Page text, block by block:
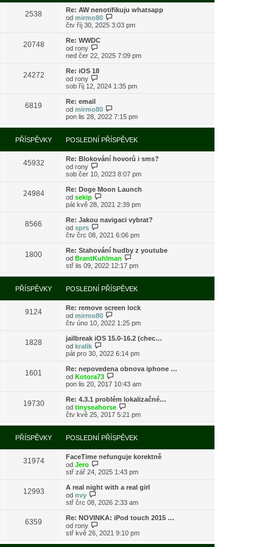
s
l
e
d
ř
í
ě
v
k
i
t
p
o
d
ř
í
p
ě
v
e
2538
Re: AW nenotifikuju whatsapp
od mirmo80
o
z
i
o
s
n
í
ř
s
p
ě
v
k
čtv říj 30, 2025 3:03 pm
20748
Re: WWDC
od rony
o
r
z
i
p
o
s
l
e
d
í
ř
s
p
ě
v
k
ned čer 22, 2025 7:09 pm
24272
Re: iOS 18
od rony
o
a
z
i
t
p
o
s
l
d
í
p
ř
í
p
ě
v
e
k
sob říj 12, 2024 1:35 pm
6819
Re: email
od mirmo80
o
r
a
z
i
t
o
l
d
í
p
ř
í
s
p
ě
v
e
pon lis 28, 2022 7:15 pm
PŘÍSPĚVKY POSLEDNÍ PŘÍSPĚVEK
45932
Re: Blokování hovorů i sms?
od rony
o
r
a
z
p
o
s
e
d
n
í
ř
p
ě
v
k
sob čer 10, 2023 8:07 pm
24984
Re: Doge Moon Launch
od sekip
o
r
z
i
t
p
o
s
l
d
í
p
ř
í
s
p
ě
v
k
pát kvě 28, 2021 2:39 pm
8566
Re: Jakou navigaci vybrat?
od sprs
o
r
a
z
i
t
p
o
s
l
e
d
í
p
ř
í
p
ě
v
k
čtv črc 08, 2021 6:06 pm
1800
Re: Stahování hudby z youtube
od BrantKuhlman
o
r
a
z
i
t
o
l
d
í
ř
í
p
v
e
stř lis 09, 2022 12:17 pm
PŘÍSPĚVKY POSLEDNÍ PŘÍSPĚVEK
9124
Re: remove screen lock
od mirmo80
o
r
z
i
p
o
s
l
e
d
n
í
ř
p
ě
v
k
čtv úno 10, 2022 1:25 pm
1828
jailbreak iOS 15.0-16.2 (chec…
od kralik
o
r
a
z
i
p
o
s
l
d
í
ř
í
p
ě
v
k
pát pro 30, 2022 6:14 pm
1601
Re: nepovedena obnova iphone …
od Kotora73
o
r
a
z
t
p
o
s
l
d
í
ř
í
s
p
ě
v
e
pon lis 20, 2017 10:43 am
19730
Re: 4.3.1 problém lokalizačné…
od tinyseahorse
o
r
a
z
i
t
o
l
d
í
ř
í
s
čtv kvě 25, 2017 5:21 pm
PŘÍSPĚVKY POSLEDNÍ PŘÍSPĚVEK
31974
FaceTime nefunguje korektně
od Jero
o
r
z
i
t
p
o
s
l
stř zář 24, 2025 1:43 pm
12993
A real night with a real girl
od nvy
o
r
a
z
t
stř črc 08, 2026 2:33 am
6359
Re: NOVINKA: iPod touch 2015 …
od rony
o
stř kvě 26, 2021 9:10 pm